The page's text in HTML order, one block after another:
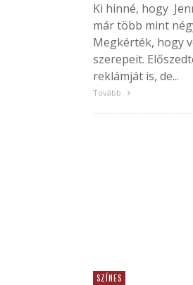
Ki hinné, hogy
már több mint
Megkérték, hogy
szerepeit.
reklámját is, de...
Tovább
SZÍNES